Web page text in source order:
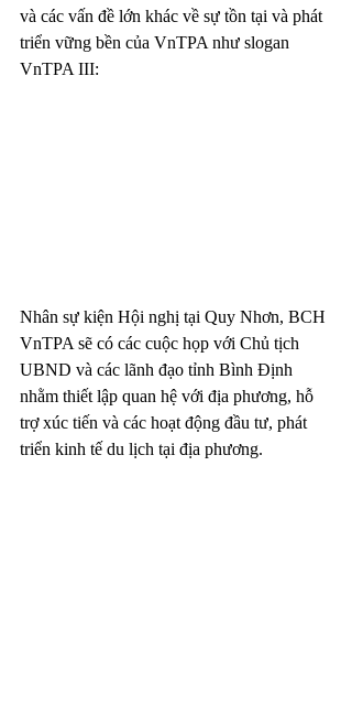
và các vấn đề lớn khác về sự tồn tại và phát
triển vững bền của VnTPA như slogan
VnTPA III:
Nhân sự kiện Hội nghị tại Quy Nhơn, BCH
VnTPA sẽ có các cuộc họp với Chủ tịch
UBND và các lãnh đạo tỉnh Bình Định
nhằm thiết lập quan hệ với địa phương, hỗ
trợ xúc tiến và các hoạt động đầu tư, phát
triển kinh tế du lịch tại địa phương.